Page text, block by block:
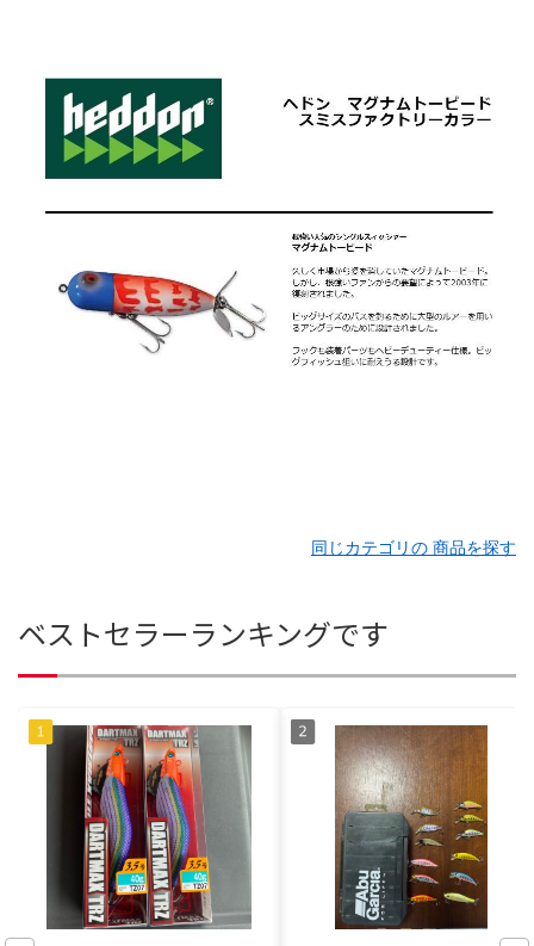
同じカテゴリの 商品を探す
ベストセラーランキングです